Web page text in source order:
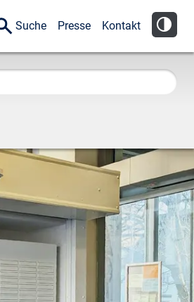
Suche Presse Kontakt